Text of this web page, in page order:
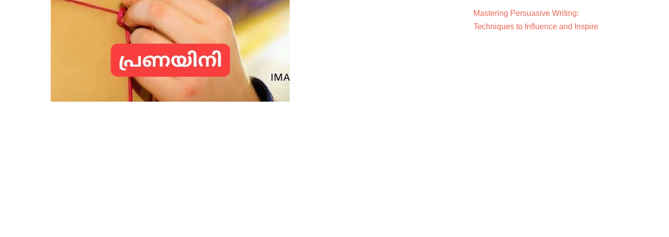
Mastering Persuasive Writing:
Techniques to Influence and Inspire